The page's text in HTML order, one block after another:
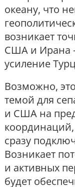
океану, что
возникает
США и Ирана
усиление
Возможно,
темой для
и США на
сразу
Возникает
и активных
будет